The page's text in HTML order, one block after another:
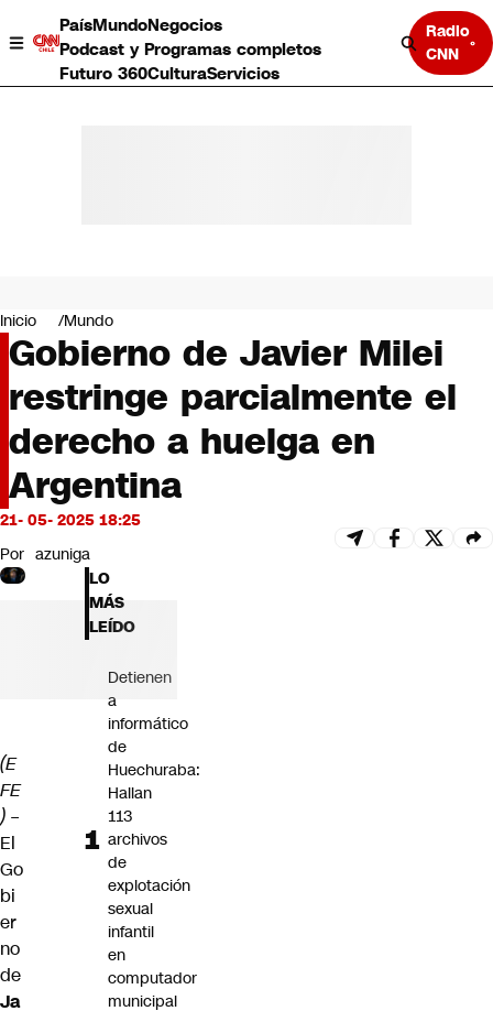
PaísMundoNegocios
Podcast y Programas completos
Futuro 360CulturaServicios
Radio
CNN
Negocios
Deportes
Programas completos
Cultura
Servicios
Bits
CNN tiempo
Futuro 360
Inicio Mundo
Gobierno de Javier Milei
restringe parcialmente el
derecho a huelga en
Argentina
21- 05- 2025 18:25
Por azuniga
(E
FE
) –
El
Go
bi
er
no
de
Ja
LO
MÁS
LEÍDO
Detienen
a
informático
de
Huechuraba:
Hallan
113
archivos
de
explotación
sexual
infantil
en
computador
municipal